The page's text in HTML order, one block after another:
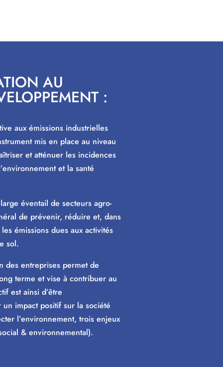
AU
:
aux émissions industrielles
mis en place au niveau
et atténuer les incidences
et la santé
éventail de secteurs agro-
de prévenir, réduire et, dans
émissions dues aux activités
sol.
des entreprises permet de
terme et vise à contribuer au
est ainsi d’être
impact positif sur la société
l’environnement, trois enjeux
& environnemental).